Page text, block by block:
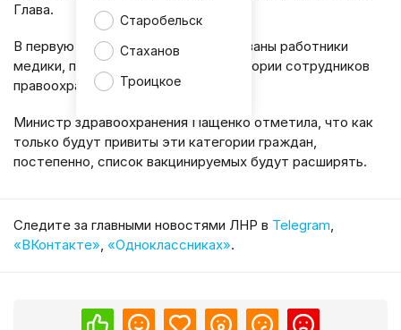
Старобельск
Стаханов
Троицкое
Глава.
В первую очередь будут вакцинированы работники
медики, педагоги и отдельные категории сотрудников
правоохранительных органов.
Министр здравоохранения Пащенко отметила, что как
только будут привиты эти категории граждан,
постепенно, список вакцинируемых будут расширять.
Cледите за главными новостями ЛНР в Telegram,
«ВКонтакте», «Одноклассниках».